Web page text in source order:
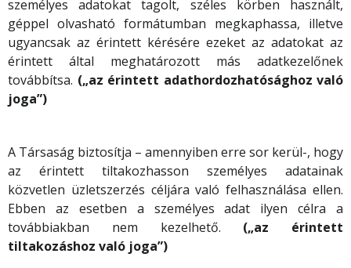
személyes adatokat tagolt, széles körben használt,
géppel olvasható formátumban megkaphassa, illetve
ugyancsak az érintett kérésére ezeket az adatokat az
érintett által meghatározott más adatkezelőnek
továbbítsa. („az érintett adathordozhatósághoz való
joga”)
A Társaság biztosítja – amennyiben erre sor kerül-, hogy
az érintett tiltakozhasson személyes adatainak
közvetlen üzletszerzés céljára való felhasználása ellen.
Ebben az esetben a személyes adat ilyen célra a
továbbiakban nem kezelhető. („az érintett
tiltakozáshoz való joga”)